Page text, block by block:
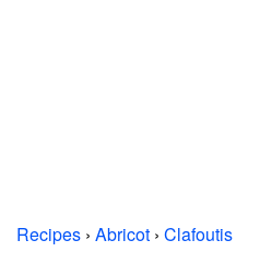
Recipes › Abricot › Clafoutis